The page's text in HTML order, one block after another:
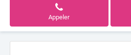
Appeler